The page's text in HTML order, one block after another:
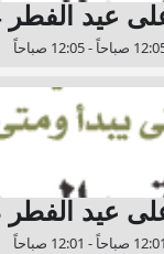
عيد الفطر 2024
عيد الفطر 2023